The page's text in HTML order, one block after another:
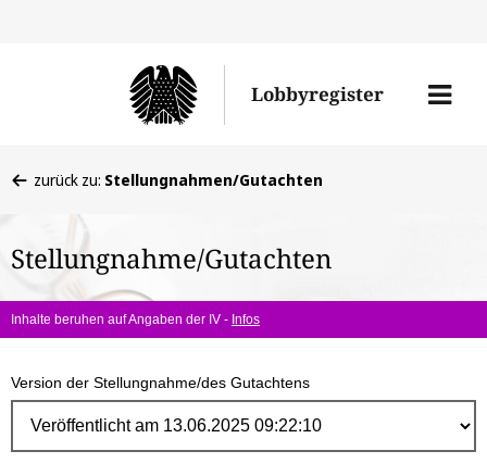
Lobbyregister
Menü
befinden
hier:
zurück zu: Stellungnahmen/Gutachten
Stellungnahme/Gutachten
Inhalte beruhen auf Angaben der IV - Infos
Version der Stellungnahme/des Gutachtens